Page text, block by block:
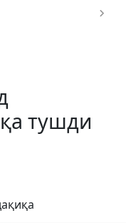
тушди